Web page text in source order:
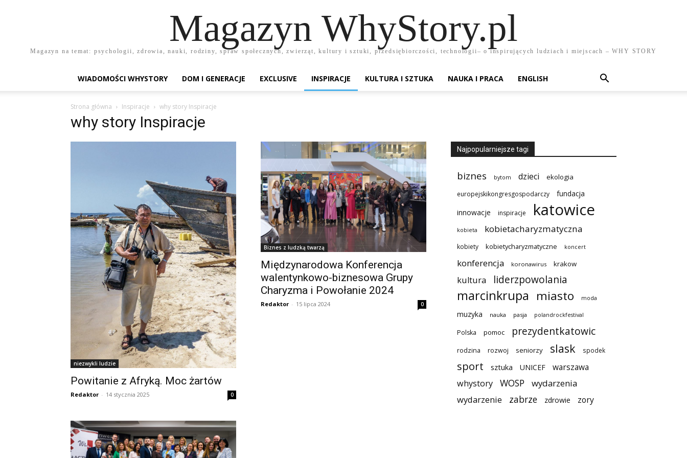
Magazyn WhyStory.pl
Magazyn na temat: psychologii, zdrowia, nauki, rodziny, spraw społecznych, zwierząt, kultury i sztuki, przedsiębiorczości, technologii– o inspirujących ludziach i miejscach – WHY STORY
WIADOMOŚCI WHYSTORY DOM I GENERACJE EXCLUSIVE INSPIRACJE KULTURA I SZTUKA NAUKA I PRACA ENGLISH
Strona główna Inspiracje why story Inspiracje
why story Inspiracje
niezwykli ludzie
Powitanie z Afryką. Moc żartów
Redaktor - 14 stycznia 2025 0
Biznes z ludzką twarzą
Międzynarodowa Konferencja
walentynkowo-biznesowa Grupy
Charyzma i Powołanie 2024
Redaktor - 15 lipca 2024 0
Najpopularniejsze tagi
biznes bytom dzieci ekologia
europejskikongresgospodarczy fundacja
innowacje inspiracje katowice
kobieta kobietacharyzmatyczna
kobiety kobietycharyzmatyczne koncert
konferencja koronawirus krakow
kultura liderzpowolania
marcinkrupa miasto moda
muzyka nauka pasja polandrockfestival
Polska pomoc prezydentkatowic
rodzina rozwoj seniorzy slask spodek
sport sztuka UNICEF
warszawa
whystory
WOSP
wydarzenia
wydarzenie
zabrze zdrowie zory